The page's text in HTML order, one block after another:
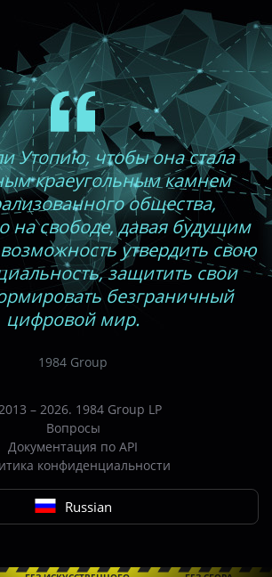
Утопию, чтобы она стала
краеугольным камнем
общества,
на свободе, давая будущим
утвердить свою
защитить свои
безграничный
цифровой мир.
1984 Group
– 2026. 1984 Group LP
Вопросы
Документация по API
конфиденциальности
Russian